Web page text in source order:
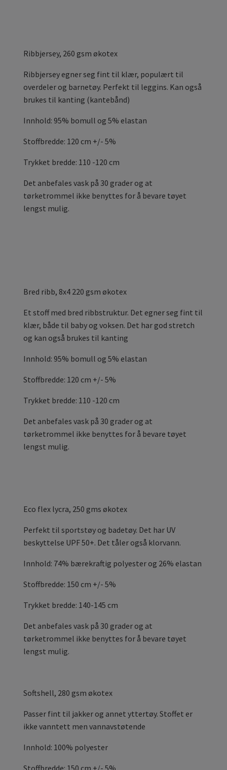
Ribbjersey, 260 gsm økotex
Ribbjersey egner seg fint til klær, populært til
overdeler og barnetøy. Perfekt til leggins. Kan også
brukes til kanting (kantebånd)
Innhold: 95% bomull og 5% elastan
Stoffbredde: 120 cm +/- 5%
Trykket bredde: 110 -120 cm
Det anbefales vask på 30 grader og at
tørketrommel ikke benyttes for å bevare tøyet
lengst mulig.
Bred ribb, 8x4 220 gsm økotex
Et stoff med bred ribbstruktur. Det egner seg fint til
klær, både til baby og voksen. Det har god stretch
og kan også brukes til kanting
Innhold: 95% bomull og 5% elastan
Stoffbredde: 120 cm +/- 5%
Trykket bredde: 110 -120 cm
Det anbefales vask på 30 grader og at
tørketrommel ikke benyttes for å bevare tøyet
lengst mulig.
Eco flex lycra, 250 gms økotex
Perfekt til sportstøy og badetøy. Det har UV
beskyttelse UPF 50+. Det tåler også klorvann.
Innhold: 74% bærekraftig polyester og 26% elastan
Stoffbredde: 150 cm +/- 5%
Trykket bredde: 140-145 cm
Det anbefales vask på 30 grader og at
tørketrommel ikke benyttes for å bevare tøyet
lengst mulig.
Softshell, 280 gsm økotex
Passer fint til jakker og annet yttertøy. Stoffet er
ikke vanntett men vannavstøtende
Innhold: 100% polyester
Stoffbredde: 150 cm +/- 5%